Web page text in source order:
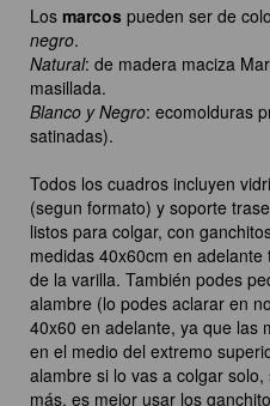
Los marcos pueden ser de
negro.
Natural: de madera maciza
masillada.
Blanco y Negro: ecomolduras
satinadas).
Todos los cuadros incluyen
(segun formato) y soporte
listos para colgar, con
medidas 40x60cm en
de la varilla. También podes
alambre (lo podes aclarar en
40x60 en adelante, ya que las
en el medio del extremo
alambre si lo vas a colgar
más, es mejor usar los